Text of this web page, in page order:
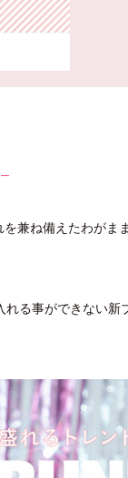
兼ね備えたわがま
る事ができない新